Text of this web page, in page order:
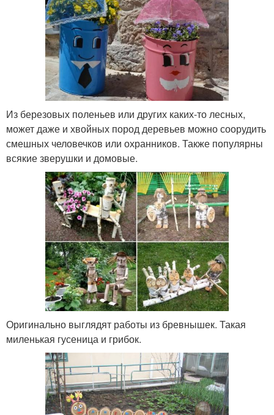
Из березовых поленьев или других каких-то лесных,
может даже и хвойных пород деревьев можно соорудить
смешных человечков или охранников. Также популярны
всякие зверушки и домовые.
Оригинально выглядят работы из бревнышек. Такая
миленькая гусеница и грибок.